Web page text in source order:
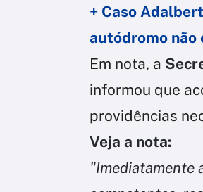
+ Caso
autódromo não
Em nota, a
informou que
providências
Veja a nota:
"Imediatamente